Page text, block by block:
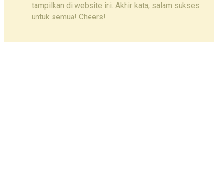
tampilkan di website ini. Akhir kata, salam sukses
untuk semua! Cheers!